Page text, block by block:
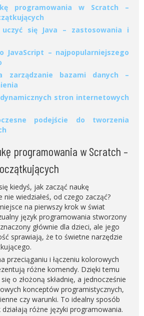
programowania w Scratch –
się Java – zastosowania i
JavaScript – najpopularniejszego
zarządzanie bazami danych –
stron internetowych
podejście do tworzenia
programowania w Scratch –
kiedyś, jak zacząć naukę
wiedziałeś, od czego zacząć?
na pierwszy krok w świat
język programowania stworzony
głównie dla dzieci, ale jego
sprawiają, że to świetne narzędzie
przeciąganiu i łączeniu kolorowych
różne komendy. Dzięki temu
o złożoną składnię, a jednocześnie
konceptów programistycznych,
czy warunki. To idealny sposób
różne języki programowania.